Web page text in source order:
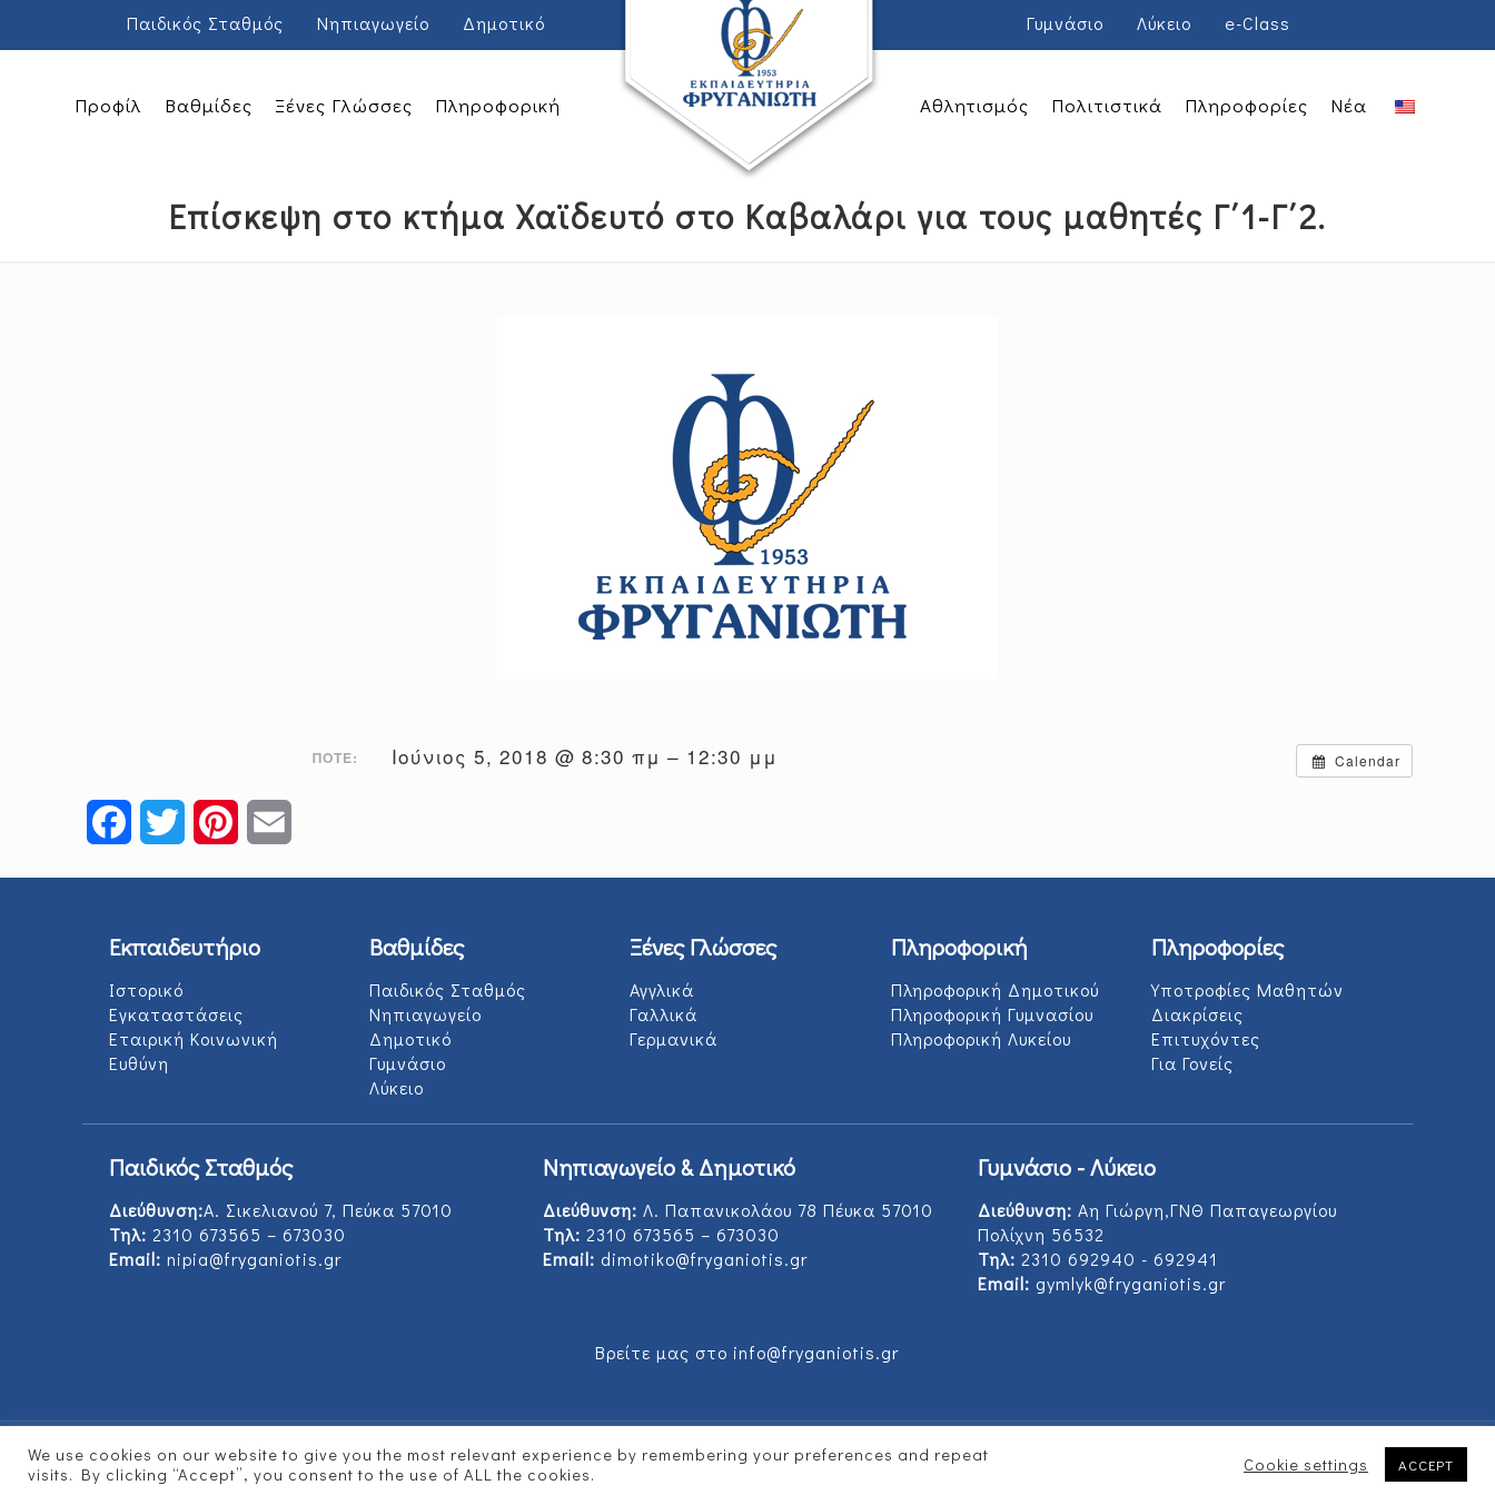
Παιδικός Σταθμός Νηπιαγωγείο Δημοτικό Γυμνάσιο Λύκειο e-Class
Προφίλ Βαθμίδες Ξένες Γλώσσες Πληροφορική Αθλητισμός Πολιτιστικά Πληροφορίες Νέα
Επίσκεψη στο κτήμα Χαϊδευτό στο Καβαλάρι για τους μαθητές Γ΄1-Γ΄2.
Calendar
ΠΌΤΕ: Ιούνιος 5, 2018 @ 8:30 πμ – 12:30 μμ
FacebookTwitter Pinterest
Εκπαιδευτήριο
Ιστορικό
Εγκαταστάσεις
Εταιρική Κοινωνική
Ευθύνη
Βαθμίδες
Παιδικός Σταθμός
Νηπιαγωγείο
Δημοτικό
Γυμνάσιο
Λύκειο
Ξένες Γλώσσες
Αγγλικά
Γαλλικά
Γερμανικά
Πληροφορική
Πληροφορική Δημοτικού
Πληροφορική Γυμνασίου
Πληροφορική Λυκείου
Πληροφορίες
Υποτροφίες Μαθητών
Διακρίσεις
Επιτυχόντες
Για Γονείς
Παιδικός Σταθμός
Διεύθυνση:Α. Σικελιανού 7, Πεύκα 57010
Τηλ: 2310 673565 – 673030
Email: nipia@fryganiotis.gr
Νηπιαγωγείο & Δημοτικό
Διεύθυνση: Λ. Παπανικολάου 78 Πέυκα 57010
Τηλ: 2310 673565 – 673030
Email: dimotiko@fryganiotis.gr
Γυμνάσιο - Λύκειο
Διεύθυνση: Αη Γιώργη,ΓΝΘ Παπαγεωργίου
Πολίχνη 56532
Τηλ: 2310 692940 - 692941
Email: gymlyk@fryganiotis.gr
Βρείτε μας στο info@fryganiotis.gr
© 2017 Εκπαιδευτήρια Φρυγανιώτη - Developed byVertitech
We use cookies on our website to give you the most relevant experience by remembering your preferences and repeat
visits. By clicking “Accept”, you consent to the use of ALL the cookies.
Cookie settings ACCEPT